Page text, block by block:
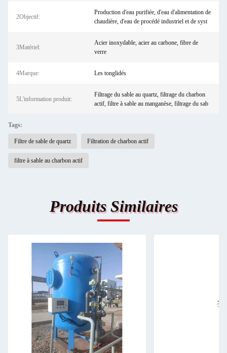
2Objectif:
Production d'eau purifiée, d'eau d'alimentation de
chaudière, d'eau de procédé industriel et de syst
3Matériel:
Acier inoxydable, acier au carbone, fibre de
verre
4Marque: Les tonglidés
5L'information produit:
Filtrage du sable au quartz, filtrage du charbon
actif, filtre à sable au manganèse, filtrage du sab
Tags:
Filtre de sable de quartz Filtration de charbon actif
filtre à sable au charbon actif
Produits Similaires